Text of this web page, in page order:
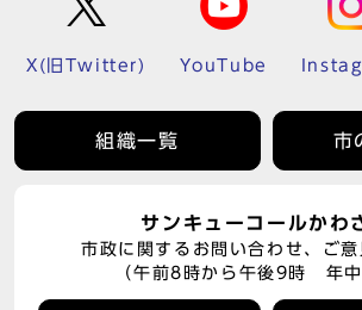
X(旧Twitter) YouTube
組織一覧 市
サンキューコールかわ
市政に関するお問い合わせ、ご
（午前8時から午後9時 年中